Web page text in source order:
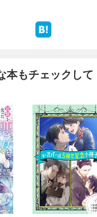
本もチェックして